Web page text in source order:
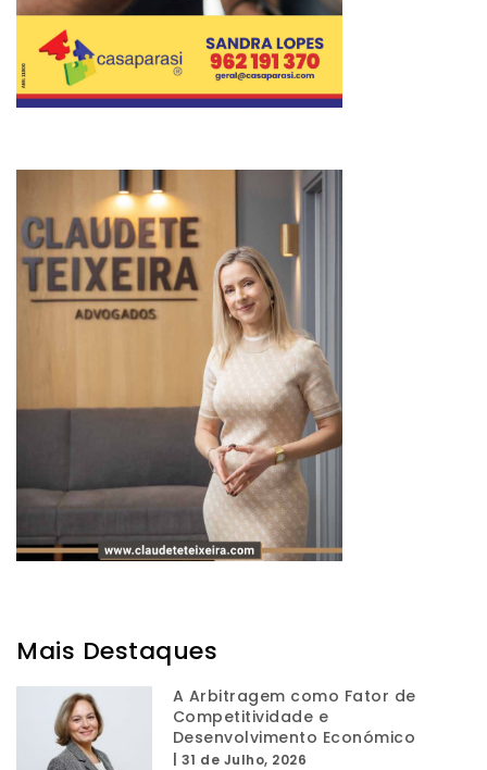
Mais Destaques
A Arbitragem como Fator de
Competitividade e
Desenvolvimento Económico
31 de Julho, 2026